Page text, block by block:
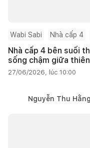
Wabi Sabi Nhà cấp 4
Nhà cấp 4 bên suối
sống chậm giữa
27/06/2026, lúc 10:00
Nguyễn Thu Hằng